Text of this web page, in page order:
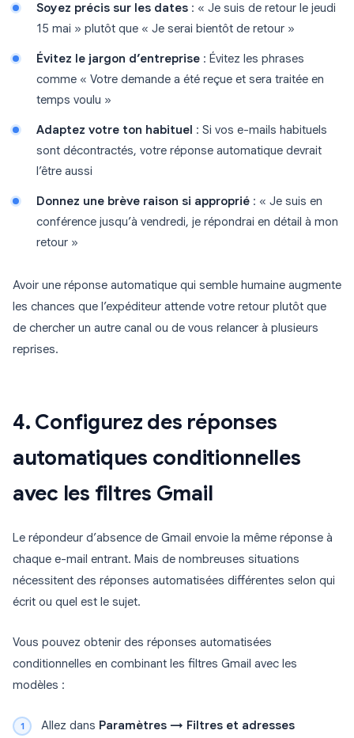
Soyez précis sur les dates : « Je suis de retour le jeudi
15 mai » plutôt que « Je serai bientôt de retour »
Évitez le jargon d’entreprise : Évitez les phrases
comme « Votre demande a été reçue et sera traitée en
temps voulu »
Adaptez votre ton habituel : Si vos e-mails habituels
sont décontractés, votre réponse automatique devrait
l’être aussi
Donnez une brève raison si approprié : « Je suis en
conférence jusqu’à vendredi, je répondrai en détail à mon
retour »
Avoir une réponse automatique qui semble humaine augmente
les chances que l’expéditeur attende votre retour plutôt que
de chercher un autre canal ou de vous relancer à plusieurs
reprises.
4. Configurez des réponses
automatiques conditionnelles
avec les filtres Gmail
Le répondeur d’absence de Gmail envoie la même réponse à
chaque e-mail entrant. Mais de nombreuses situations
nécessitent des réponses automatisées différentes selon qui
écrit ou quel est le sujet.
Vous pouvez obtenir des réponses automatisées
conditionnelles en combinant les filtres Gmail avec les
modèles :
Allez dans Paramètres → Filtres et adresses